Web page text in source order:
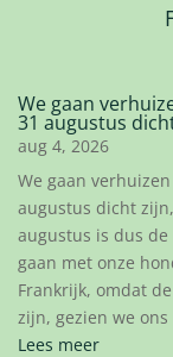
We gaan
31 augustus
aug 4, 2026
We gaan
augustus dicht
augustus is dus
gaan met onze
Frankrijk, omdat
zijn, gezien we
Lees meer